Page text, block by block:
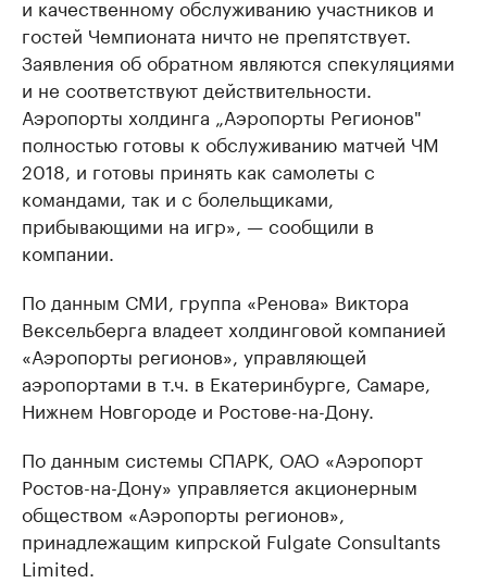
и качественному обслуживанию участников и
гостей Чемпионата ничто не препятствует.
Заявления об обратном являются спекуляциями
и не соответствуют действительности.
Аэропорты холдинга „Аэропорты Регионов"
полностью готовы к обслуживанию матчей ЧМ
2018, и готовы принять как самолеты с
командами, так и с болельщиками,
прибывающими на игр», — сообщили в
компании.
По данным СМИ, группа «Ренова» Виктора
Вексельберга владеет холдинговой компанией
«Аэропорты регионов», управляющей
аэропортами в т.ч. в Екатеринбурге, Самаре,
Нижнем Новгороде и Ростове-на-Дону.
По данным системы СПАРК, ОАО «Аэропорт
Ростов-на-Дону» управляется акционерным
обществом «Аэропорты регионов»,
принадлежащим кипрской Fulgate Consultants
Limited.